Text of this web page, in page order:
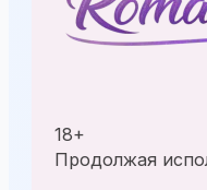
18+
Продолжая